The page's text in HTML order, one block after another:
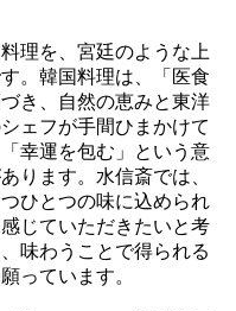
理を、宮廷のような上
。韓国料理は、「医食
き、自然の恵みと東洋
ェフが手間ひまかけて
幸運を包む」という意
ります。水信斎では、
ひとつの味に込められ
じていただきたいと考
味わうことで得られる
っています。